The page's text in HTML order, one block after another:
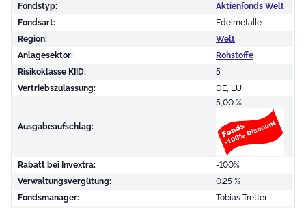
Fondstyp:
Aktienfonds Welt
Fondsart:
Edelmetalle
Region:
Welt
Anlagesektor:
Rohstoffe
Risikoklasse KIID:
5
Vertriebszulassung:
DE, LU
Ausgabeaufschlag:
5,00 %
Rabatt bei Invextra:
-100%
Verwaltungsvergütung:
0.25 %
Fondsmanager:
Tobias Tretter